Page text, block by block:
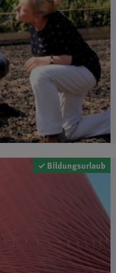
✓ Bildungsurlaub